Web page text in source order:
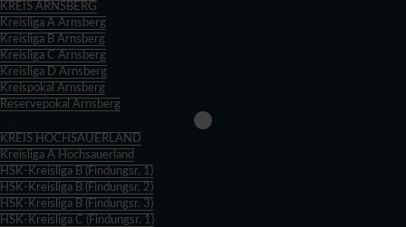
KREIS ARNSBERG
Kreisliga A Arnsberg
Kreisliga B Arnsberg
Kreisliga C Arnsberg
Kreisliga D Arnsberg
Kreispokal Arnsberg
Reservepokal Arnsberg
KREIS HOCHSAUERLAND
Kreisliga A Hochsauerland
HSK-Kreisliga B (Findungsr. 1)
HSK-Kreisliga B (Findungsr. 2)
HSK-Kreisliga B (Findungsr. 3)
HSK-Kreisliga C (Findungsr. 1)